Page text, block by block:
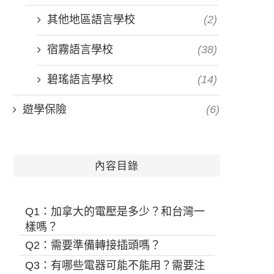
其他地區語言學校 (2)
宿霧語言學校 (38)
碧瑤語言學校 (14)
遊學保險 (6)
內容目錄
Q1：加拿大的電壓是多少？和台灣一
樣嗎？
Q2：需要準備轉接插頭嗎？
Q3：有哪些電器可能不能用？需要注